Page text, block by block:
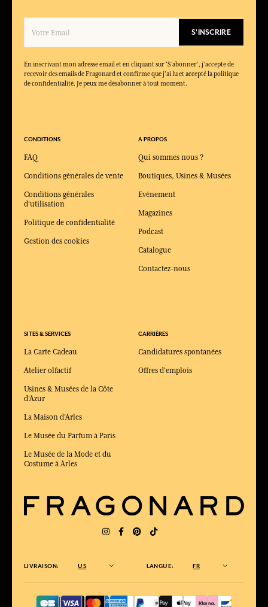
S'INSCRIRE
En inscrivant mon adresse email et en cliquant sur ‘S’abonner’, j'accepte de
recevoir des emails de Fragonard et confirme que j'ai lu et accepté la politique
de confidentialité. Je peux me désabonner à tout moment.
CONDITIONS
FAQ
Conditions générales de vente
Conditions générales
d'utilisation
Politique de confidentialité
Gestion des cookies
SITES & SERVICES
La Carte Cadeau
Atelier olfactif
Usines & Musées de la Côte
d'Azur
La Maison d'Arles
Le Musée du Parfum à Paris
Le Musée de la Mode et du
Costume à Arles
A PROPOS
Qui sommes nous ?
Boutiques, Usines & Musées
Evénement
Magazines
Podcast
Catalogue
Contactez-nous
CARRIÈRES
Candidatures spontanées
Offres d'emplois
LIVRAISON: US LANGUE: FR